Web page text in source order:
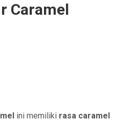
Caramel
ini memiliki rasa caramel